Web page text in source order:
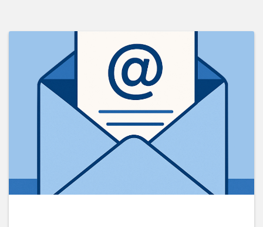
TU
PRIMER
POST
PASO
A
PASO